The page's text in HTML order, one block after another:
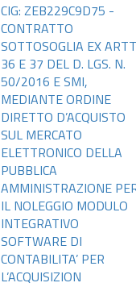
CIG: ZEB229C9D75 -
CONTRATTO
SOTTOSOGLIA EX
36 E 37 DEL D. LGS. N.
50/2016 E SMI,
MEDIANTE ORDINE
DIRETTO D’ACQUISTO
SUL MERCATO
ELETTRONICO DELLA
PUBBLICA
AMMINISTRAZIONE
IL NOLEGGIO MODULO
INTEGRATIVO
SOFTWARE DI
CONTABILITA’ PER
L’ACQUISIZION